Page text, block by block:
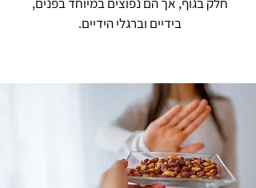
בידיים וברגלי הידיים.